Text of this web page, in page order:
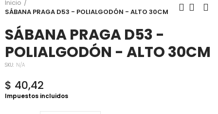
Inicio
SÁBANA PRAGA D53 - POLIALGODÓN - ALTO 30CM
SÁBANA PRAGA D53 -
POLIALGODÓN - ALTO 30CM
SKU: N/A
$ 40,42
Impuestos incluidos